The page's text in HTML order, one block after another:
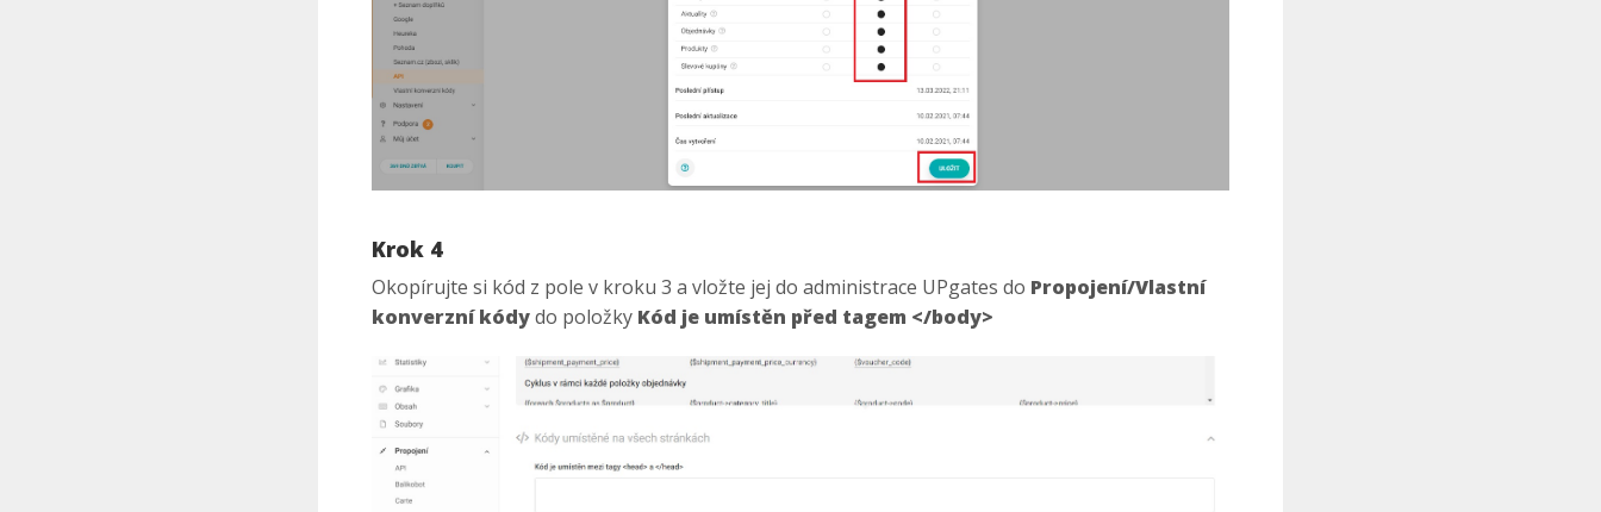
Krok 4
Okopírujte si kód z pole v kroku 3 a vložte jej do administrace UPgates do Propojení/Vlastní
konverzní kódydo položky Kód je umístěn před tagem </body>